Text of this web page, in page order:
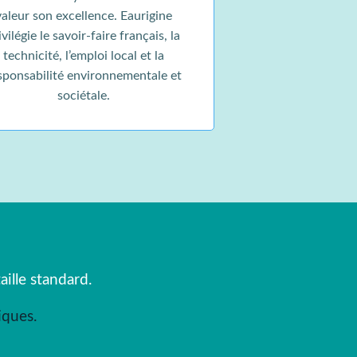
son excellence. Eaurigine
le savoir-faire français, la
technicité, l’emploi local et la
environnementale et
sociétale.
standard.